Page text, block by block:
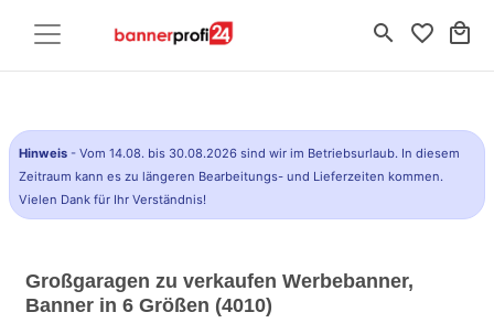
search favorite_border local_mall
Hinweis - Vom 14.08. bis 30.08.2026 sind wir im Betriebsurlaub. In diesem
Zeitraum kann es zu längeren Bearbeitungs- und Lieferzeiten kommen.
Vielen Dank für Ihr Verständnis!
Großgaragen zu verkaufen Werbebanner,
Banner in 6 Größen (4010)